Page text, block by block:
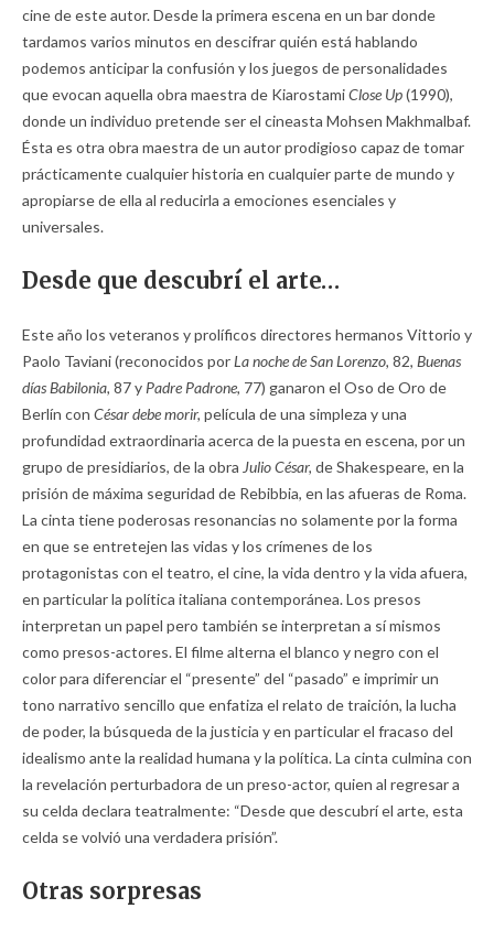
cine de este autor. Desde la primera escena en un bar donde
tardamos varios minutos en descifrar quién está hablando
podemos anticipar la confusión y los juegos de personalidades
que evocan aquella obra maestra de KiarostamiClose Up(1990),
donde un individuo pretende ser el cineasta Mohsen Makhmalbaf.
Ésta es otra obra maestra de un autor prodigioso capaz de tomar
prácticamente cualquier historia en cualquier parte de mundo y
apropiarse de ella al reducirla a emociones esenciales y
universales.
Desde que descubrí el arte…
Este año los veteranos y prolíficos directores hermanos Vittorio y
Paolo Taviani (reconocidos porLa noche de San Lorenzo, 82, Buenas
días Babilonia, 87 y Padre Padrone, 77) ganaron el Oso de Oro de
Berlín con César debe morir, película de una simpleza y una
profundidad extraordinaria acerca de la puesta en escena, por un
grupo de presidiarios, de la obra Julio César, de Shakespeare, en la
prisión de máxima seguridad de Rebibbia, en las afueras de Roma.
La cinta tiene poderosas resonancias no solamente por la forma
en que se entretejen las vidas y los crímenes de los
protagonistas con el teatro, el cine, la vida dentro y la vida afuera,
en particular la política italiana contemporánea. Los presos
interpretan un papel pero también se interpretan a sí mismos
como presos-actores. El filme alterna el blanco y negro con el
color para diferenciar el “presente” del “pasado” e imprimir un
tono narrativo sencillo que enfatiza el relato de traición, la lucha
de poder, la búsqueda de la justicia y en particular el fracaso del
idealismo ante la realidad humana y la política. La cinta culmina con
la revelación perturbadora de un preso-actor, quien al regresar a
su celda declara teatralmente: “Desde que descubrí el arte, esta
celda se volvió una verdadera prisión”.
Otras sorpresas